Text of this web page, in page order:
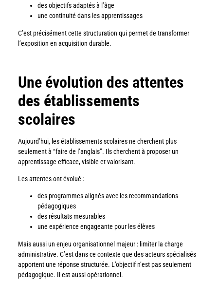
des objectifs adaptés à l’âge
une continuité dans les apprentissages
C’est précisément cette structuration qui permet de transformer
l’exposition en acquisition durable.
Une évolution des attentes
des établissements
scolaires
Aujourd’hui, les établissements scolaires ne cherchent plus
seulement à “faire de l’anglais”. Ils cherchent à proposer un
apprentissage efficace, visible et valorisant.
Les attentes ont évolué :
des programmes alignés avec les recommandations
pédagogiques
des résultats mesurables
une expérience engageante pour les élèves
Mais aussi un enjeu organisationnel majeur : limiter la charge
administrative. C’est dans ce contexte que des acteurs spécialisés
apportent une réponse structurée. L’objectif n’est pas seulement
pédagogique. Il est aussi opérationnel.